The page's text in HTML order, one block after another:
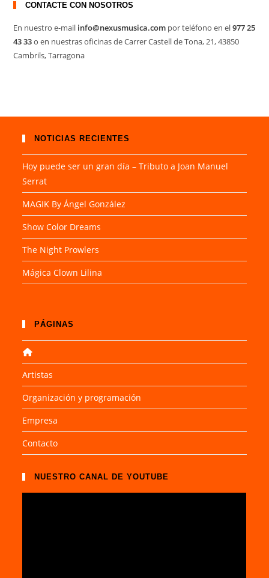
CONTACTE CON NOSOTROS
En nuestro e-mail info@nexusmusica.com por teléfono en el977 25
43 33o en nuestras oficinas de Carrer Castell de Tona, 21, 43850
Cambrils, Tarragona
NOTICIAS RECIENTES
Hoy puede ser un gran día – Tributo a Joan Manuel
Serrat
MAGIK By Ángel González
Show Color Dreams
The Night Prowlers
Mágica Clown Lilina
PÁGINAS
Artistas
Organización y programación
Empresa
Contacto
NUESTRO CANAL DE YOUTUBE